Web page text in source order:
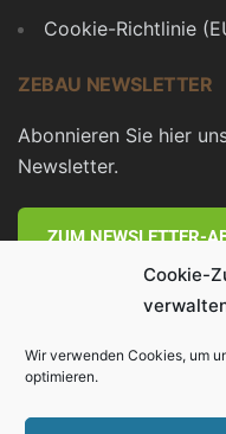
Cookie-
Wir verwenden Cookies, um
optimieren.
Cookie-Richtlinie
ZEBAU NEWSLETTER
Abonnieren Sie hier
Newsletter.
ZUM NEWSLETTER-
Weitere